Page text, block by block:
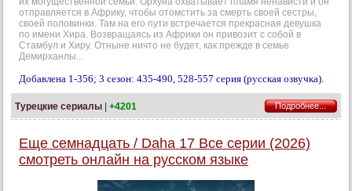
отправляется в Африку, чтобы отомстить за смерть своей сестры,
своей половинки. Там на его пути встречается прекрасная девушка
по имени Хира. Возвращаясь из Африки он привозит с собой в
Стамбул и Хиру. Отныне ничто не будет, как прежде в семье
Демирханлы...
Добавлена 1-356; 3 сезон: 435-490, 528-557 серия (русская озвучка).
Турецкие сериалы | +4201 Подробнее...
Еще семнадцать / Daha 17 Все серии (2026)
смотреть онлайн на русском языке